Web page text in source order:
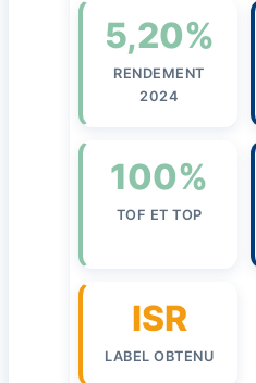
5,20%
RENDEMENT
2024
100%
TOF ET TOP
ISR
LABEL OBTENU